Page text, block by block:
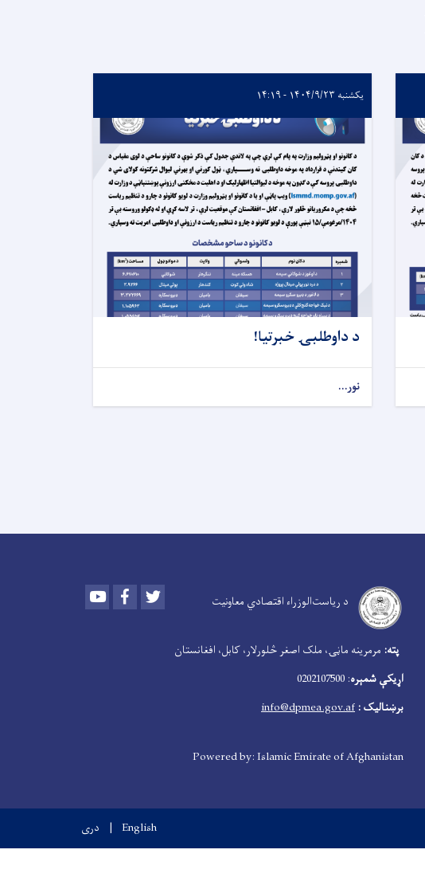
یکشنبه ۱۴۰۴/۹/۲۳ - ۱۴:۱۹
د داوطلبۍ خبرتیا!
نور...
د ریاست‌الوزراء اقتصادي معاونیت Youtube Facebook
‍پته: مرمرینه ماڼۍ، ملک اصغر څلورلار، کابل، افغانستان
اړیکې شمېره: 0202107500
برښنالیک : info@dpmea.gov.af
Powered by: Islamic Emirate of Afghanistan
English دری